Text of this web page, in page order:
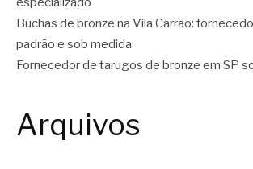
Buchas de bronze na Vila Carrão:
padrão e sob medida
Fornecedor de tarugos de bronze em SP
Arquivos